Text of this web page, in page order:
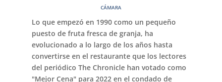
CÁMARA
Lo que empezó en 1990 como un pequeño
puesto de fruta fresca de granja, ha
evolucionado a lo largo de los años hasta
convertirse en el restaurante que los lectores
del periódico The Chronicle han votado como
"Mejor Cena" para 2022 en el condado de